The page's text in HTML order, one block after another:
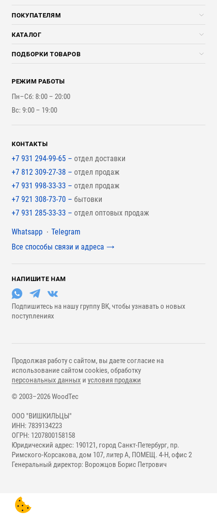
Компания
Услуги
ПОКУПАТЕЛЯМ
Скидки стройкомпаниям
Доставка и разгрузка
Оплата и Возврат
Наши работы
КАТАЛОГ
Погонажные изделия
Брикеты, Дрова, Стружка
Стройматериалы
Инструменты
ПОДБОРКИ ТОВАРОВ
Для бутерброда стены
Для наружной отделки
Для покрытия крыши
РЕЖИМ РАБОТЫ
Пн–Сб: 8:00 – 20:00
Вс: 9:00 – 19:00
КОНТАКТЫ
+7 931 294-99-65 – отдел доставки
+7 812 309-27-38 – отдел продаж
+7 931 998-33-33 – отдел продаж
+7 921 308-73-70 – бытовки
+7 931 285-33-33 – отдел оптовых продаж
Мессенджеры
Whatsapp
Telegram
Все способы связи и адреса
НАПИШИТЕ НАМ
Подпишитесь на нашу группу ВК, чтобы узнавать о новых
поступлениях
© 2003–2026 WoodTec
ООО "ВИШКИЛЬЦЫ"
ИНН: 7839134223
ОГРН: 1207800158158
Юридический адрес: 190121, город Санкт-Петербург, пр.
Римского-Корсакова, дом 107, литер А, ПОМЕЩ. 4-Н, офис 2
Генеральный директор: Ворожцов Борис Петрович
Продолжая работу с сайтом, вы даете согласие на
использование сайтом cookies, обработку
персональных данных и условия продажи